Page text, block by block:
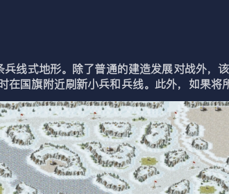
线式地形。除了普通的建造发展对战外，
国旗附近刷新小兵和兵线。此外，如果将